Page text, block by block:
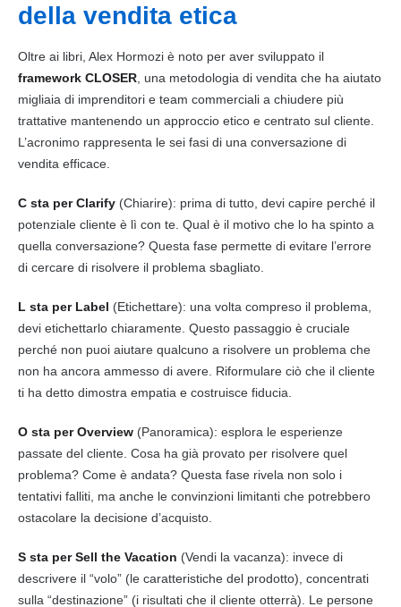
della vendita etica
Oltre ai libri, Alex Hormozi è noto per aver sviluppato il
framework CLOSER , una metodologia di vendita che ha aiutato
migliaia di imprenditori e team commerciali a chiudere più
trattative mantenendo un approccio etico e centrato sul cliente.
L’acronimo rappresenta le sei fasi di una conversazione di
vendita efficace.
C sta per Clarify (Chiarire): prima di tutto, devi capire perché il
potenziale cliente è lì con te. Qual è il motivo che lo ha spinto a
quella conversazione? Questa fase permette di evitare l’errore
di cercare di risolvere il problema sbagliato.
L sta per Label (Etichettare): una volta compreso il problema,
devi etichettarlo chiaramente. Questo passaggio è cruciale
perché non puoi aiutare qualcuno a risolvere un problema che
non ha ancora ammesso di avere. Riformulare ciò che il cliente
ti ha detto dimostra empatia e costruisce fiducia.
O sta per Overview (Panoramica): esplora le esperienze
passate del cliente. Cosa ha già provato per risolvere quel
problema? Come è andata? Questa fase rivela non solo i
tentativi falliti, ma anche le convinzioni limitanti che potrebbero
ostacolare la decisione d’acquisto.
S sta per Sell the Vacation (Vendi la vacanza): invece di
descrivere il “volo” (le caratteristiche del prodotto), concentrati
sulla “destinazione” (i risultati che il cliente otterrà). Le persone